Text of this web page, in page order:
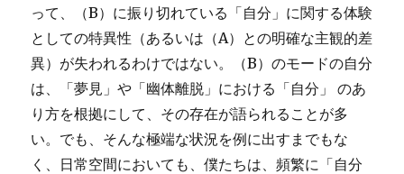
って、（B）に振り切れている「自分」に関する体験
としての特異性（あるいは（A）との明確な主観的差
異）が失われるわけではない。（B）のモードの自分
は、「夢見」や「幽体離脱」における「自分」 のあ
り方を根拠にして、その存在が語られることが多
い。でも、そんな極端な状況を例に出すまでもな
く、日常空間においても、僕たちは、頻繁に「自分